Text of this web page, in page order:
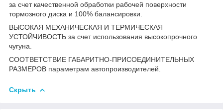
за счет качественной обработки рабочей поверхности
тормозного диска и 100% балансировки.
ВЫСОКАЯ МЕХАНИЧЕСКАЯ И ТЕРМИЧЕСКАЯ
УСТОЙЧИВОСТЬ за счет использования высокопрочного
чугуна.
СООТВЕТСТВИЕ ГАБАРИТНО-ПРИСОЕДИНИТЕЛЬНЫХ
РАЗМЕРОВ параметрам автопроизводителей.
Скрыть